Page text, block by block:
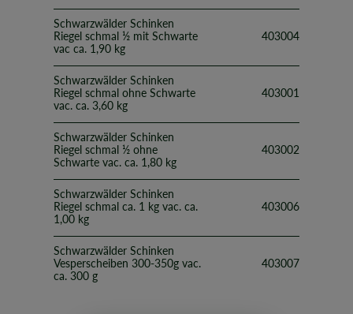
Schwarzwälder Schinken
Riegel schmal ½ mit Schwarte
vac ca. 1,90 kg
403004
Schwarzwälder Schinken
Riegel schmal ohne Schwarte
vac. ca. 3,60 kg
403001
Schwarzwälder Schinken
Riegel schmal ½ ohne
Schwarte vac. ca. 1,80 kg
403002
Schwarzwälder Schinken
Riegel schmal ca. 1 kg vac. ca.
1,00 kg
403006
Schwarzwälder Schinken
Vesperscheiben 300-350g vac.
ca. 300 g
403007